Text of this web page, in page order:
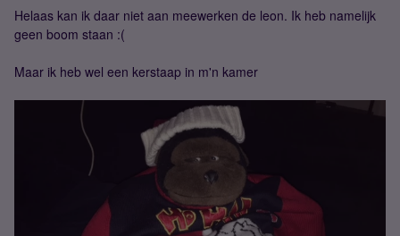
Helaas kan ik daar niet aan meewerken de leon. Ik heb namelijk
geen boom staan :(
Maar ik heb wel een kerstaap in m'n kamer